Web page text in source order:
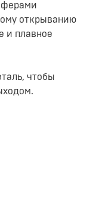
открыванию
и плавное
чтобы